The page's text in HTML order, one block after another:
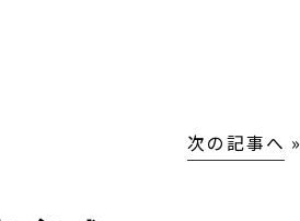
次の記事へ »